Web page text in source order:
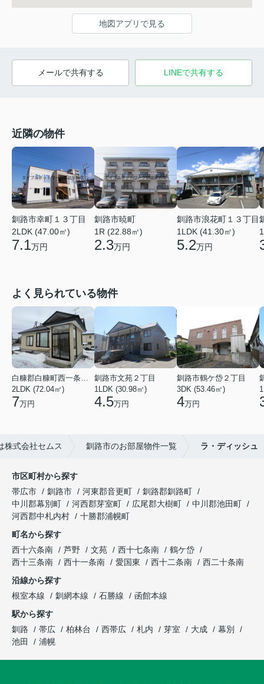
地図アプリで見る
メールで共有する LINEで共有する
近隣の物件
釧路市幸町１３丁目
2LDK (47.00㎡)
7.1万円
釧路市暁町
1R (22.88㎡)
2.3万円
釧路市浪花町１３丁目
1LDK (41.30㎡)
5.2万円
よく見られている物件
白糠郡白糠町西一条南４丁目
2LDK (72.04㎡)
7万円
釧路市文苑２丁目
1LDK (30.98㎡)
4.5万円
釧路市鶴ケ岱２丁目
3DK (53.46㎡)
4万円
株式会社セムス 釧路市のお部屋物件一覧 ラ・ディッシュ
市区町村から探す
帯広市
釧路市 河東郡音更町
釧路郡釧路町
中川郡幕別町
河西郡芽室町 広尾郡大樹町
中川郡池田町
河西郡中札内村
十勝郡浦幌町
町名から探す
西十六条南
芦野 文苑 西十七条南
鶴ケ岱
西十三条南
西十一条南 愛国東 西十二条南
西二十条南
沿線から探す
根室本線
釧網本線 石勝線
函館本線
駅から探す
釧路
帯広 柏林台 西帯広 札内 芽室 大成
幕別
池田
浦幌